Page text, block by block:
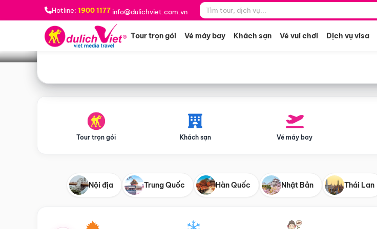
Hotline: 1900 1177 info@dulichviet.com.vn
Tour trọn gói Vé máy bay Khách sạn Vé vui chơi Dịch vụ visa
Bạn muốn đi đâu? *
Tour trọn gói Khách sạn Vé máy bay
Nội địa Trung Quốc Hàn Quốc Nhật Bản Thái Lan